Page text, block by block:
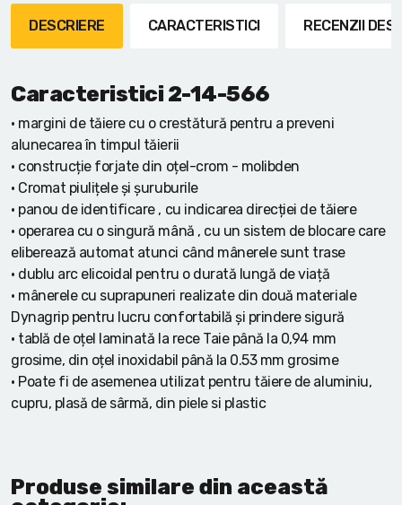
DESCRIERE CARACTERISTICI RECENZII
Caracteristici 2-14-566
• margini de tăiere cu o crestătură pentru a preveni
alunecarea în timpul tăierii
• construcție forjate din oțel-crom - molibden
• Cromat piulițele și șuruburile
• panou de identificare , cu indicarea direcției de tăiere
• operarea cu o singură mână , cu un sistem de blocare care
eliberează automat atunci când mânerele sunt trase
• dublu arc elicoidal pentru o durată lungă de viață
• mânerele cu suprapuneri realizate din două materiale
Dynagrip pentru lucru confortabilă și prindere sigură
• tablă de oțel laminată la rece Taie până la 0,94 mm
grosime, din oțel inoxidabil până la 0.53 mm grosime
• Poate fi de asemenea utilizat pentru tăiere de aluminiu,
cupru, plasă de sârmă, din piele si plastic
Produse similare din această